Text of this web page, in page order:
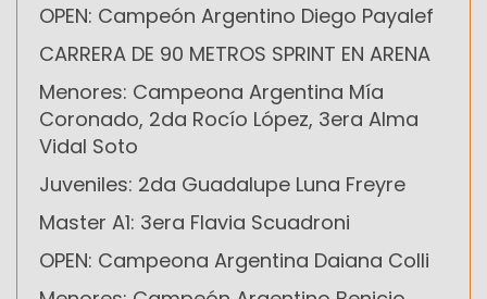
OPEN: Campeón Argentino Diego Payalef
CARRERA DE 90 METROS SPRINT EN ARENA
Menores: Campeona Argentina Mía
Coronado, 2da Rocío López, 3era Alma
Vidal Soto
Juveniles: 2da Guadalupe Luna Freyre
Master A1: 3era Flavia Scuadroni
OPEN: Campeona Argentina Daiana Colli